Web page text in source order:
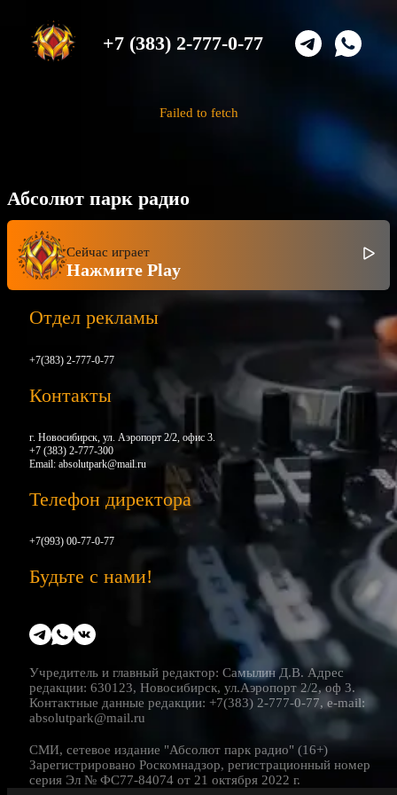
+7 (383) 2-777-0-77
Failed to fetch
Абсолют парк радио
Сейчас играет
Нажмите Play
Отдел рекламы
+7(383) 2-777-0-77
Контакты
г. Новосибирск, ул. Аэропорт 2/2, офис 3.
+7 (383) 2-777-300
Email: absolutpark@mail.ru
Телефон директора
+7(993) 00-77-0-77
Будьте с нами!
Учредитель и главный редактор: Самылин Д.В. Адрес
редакции: 630123, Новосибирск, ул.Аэропорт 2/2, оф 3.
Контактные данные редакции: +7(383) 2-777-0-77, e-mail:
absolutpark@mail.ru
СМИ, сетевое издание "Абсолют парк радио" (16+)
Зарегистрировано Роскомнадзор, регистрационный номер
серия Эл № ФС77-84074 от 21 октября 2022 г.